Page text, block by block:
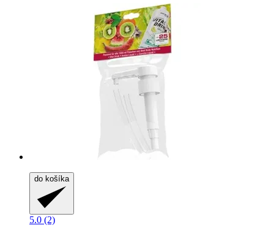
do košíka
5.0 (2)